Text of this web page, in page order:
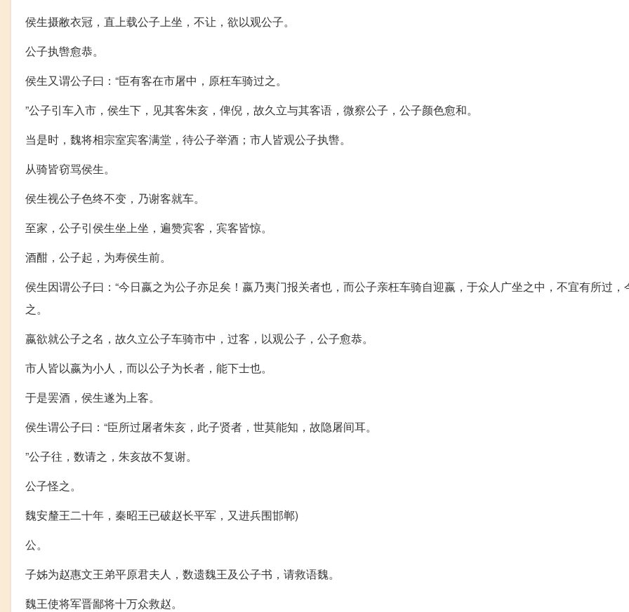
侯生摄敝衣冠，直上载公子上坐，不让，欲以观公子。
公子执辔愈恭。
侯生又谓公子曰：“臣有客在市屠中，原枉车骑过之。
”公子引车入市，侯生下，见其客朱亥，俾倪，故久立与其客语，微察公子，公子颜色愈和。
当是时，魏将相宗室宾客满堂，待公子举酒；市人皆观公子执辔。
从骑皆窃骂侯生。
侯生视公子色终不变，乃谢客就车。
至家，公子引侯生坐上坐，遍赞宾客，宾客皆惊。
酒酣，公子起，为寿侯生前。
侯生因谓公子曰：“今日嬴之为公子亦足矣！嬴乃夷门报关者也，而公子亲枉车骑自迎嬴，于众人广坐之中，不宜有所过，
之。
嬴欲就公子之名，故久立公子车骑市中，过客，以观公子，公子愈恭。
市人皆以嬴为小人，而以公子为长者，能下士也。
于是罢酒，侯生遂为上客。
侯生谓公子曰：“臣所过屠者朱亥，此子贤者，世莫能知，故隐屠间耳。
”公子往，数请之，朱亥故不复谢。
公子怪之。
魏安釐王二十年，秦昭王已破赵长平军，又进兵围邯郸)
公。
子姊为赵惠文王弟平原君夫人，数遗魏王及公子书，请救语魏。
魏王使将军晋鄙将十万众救赵。